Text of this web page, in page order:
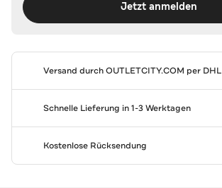
Jetzt anmelden
Versand durchOUTLETCITY.COM per DHL
Schnelle Lieferung in 1-3 Werktagen
Kostenlose Rücksendung